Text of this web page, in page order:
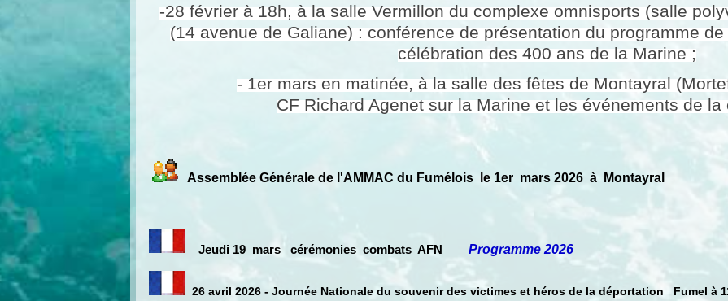
-28 février à 18h, à la salle Vermillon du complexe omnisports (salle
(14 avenue de Galiane) : conférence de présentation du programme
célébration des 400 ans de la Marine ;
- 1er mars en matinée, à la salle des fêtes de Montayral
CF Richard Agenet sur la Marine et les événements de la
Assemblée Générale de l'AMMAC du Fumélois le 1er mars 2026 à Montayral
Jeudi 19 mars cérémonies combats AFN Programme 2026
26 avril 2026 - Journée Nationale du souvenir des victimes et héros de la déportation Fumel à